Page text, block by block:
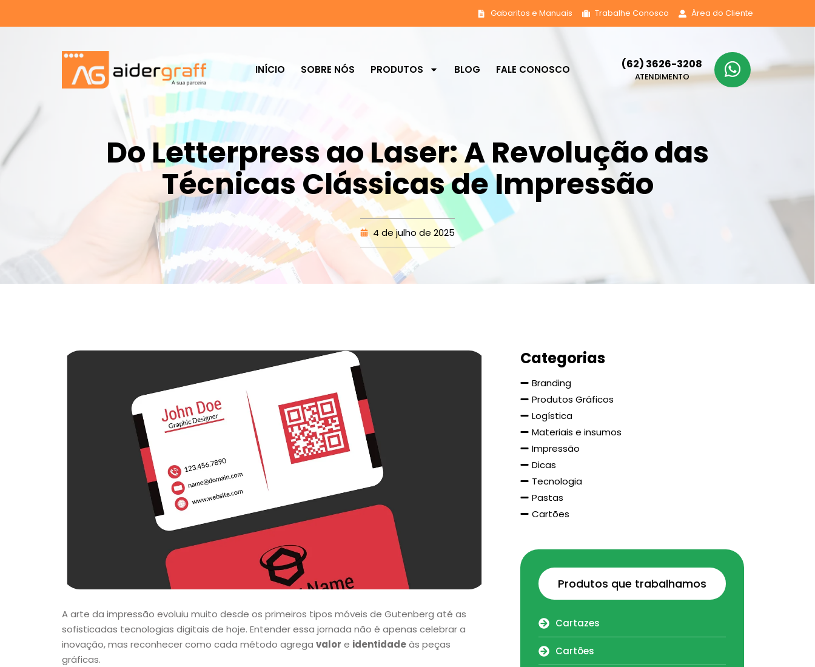
Gabaritos e Manuais Trabalhe Conosco Área do Cliente
INÍCIO SOBRE NÓS PRODUTOS BLOG FALE CONOSCO (62) 3626-3208
ATENDIMENTO
Do Letterpress ao Laser: A Revolução das
Técnicas Clássicas de Impressão
4 de julho de 2025
A arte da impressão evoluiu muito desde os primeiros tipos móveis de Gutenberg até as
sofisticadas tecnologias digitais de hoje. Entender essa jornada não é apenas celebrar a
inovação, mas reconhecer como cada método agrega valor e identidadeàs peças
gráficas.
Categorias
Branding
Produtos Gráficos
Logística
Materiais e insumos
Impressão
Dicas
Tecnologia
Pastas
Cartões
Produtos que trabalhamos
Cartazes
Cartões